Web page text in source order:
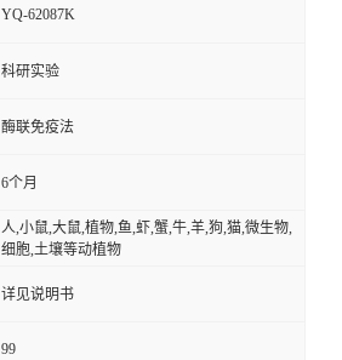
YQ-62087K
科研实验
酶联免疫法
6个月
人,小鼠,大鼠,植物,鱼,虾,蟹,牛,羊,狗,猫,微生物,
细胞,土壤等动植物
详见说明书
99